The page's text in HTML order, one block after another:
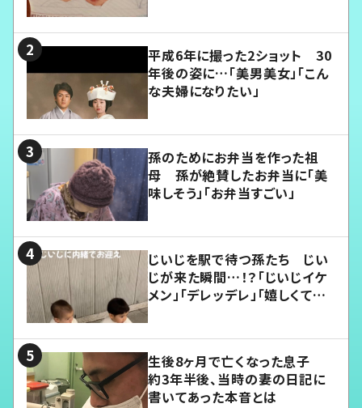
平成6年に撮った2ショット 30
年後の姿に…「美男美女」「こん
な夫婦になりたい」
孫のためにお弁当を作った祖
母 孫が絶賛したお弁当に「美
味しそう」「お弁当すごい」
じいじを駅で待つ孫たち じい
じが来た瞬間…！？「じいじイケ
メン」「デレッデレ」「嬉しくて可
生後8ヶ月で亡くなった息子
約3年半後、当時の妻の日記に
書いてあった本音とは